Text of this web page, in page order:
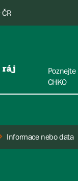
ráj
Poznejte
CHKO
Informace nebo data